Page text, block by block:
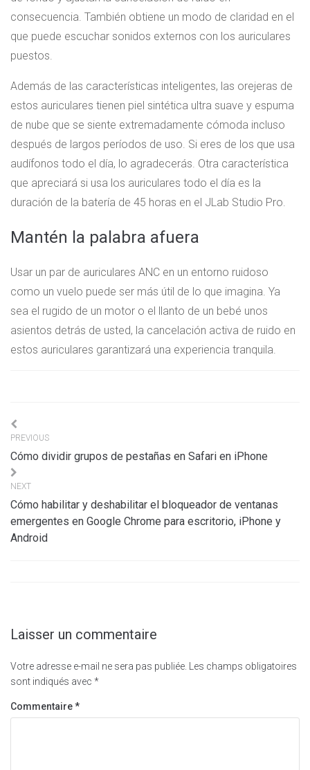
consecuencia. También obtiene un modo de claridad en el
que puede escuchar sonidos externos con los auriculares
puestos.
Además de las características inteligentes, las orejeras de
estos auriculares tienen piel sintética ultra suave y espuma
de nube que se siente extremadamente cómoda incluso
después de largos períodos de uso. Si eres de los que usa
audífonos todo el día, lo agradecerás. Otra característica
que apreciará si usa los auriculares todo el día es la
duración de la batería de 45 horas en el JLab Studio Pro.
Mantén la palabra afuera
Usar un par de auriculares ANC en un entorno ruidoso
como un vuelo puede ser más útil de lo que imagina. Ya
sea el rugido de un motor o el llanto de un bebé unos
asientos detrás de usted, la cancelación activa de ruido en
estos auriculares garantizará una experiencia tranquila.
Navigation
de
l’article
PREVIOUS
Cómo dividir grupos de pestañas en Safari en iPhone
NEXT
Cómo habilitar y deshabilitar el bloqueador de ventanas
emergentes en Google Chrome para escritorio, iPhone y
Android
Laisser un commentaire
Votre adresse e-mail ne sera pas publiée. Les champs obligatoires
sont indiqués avec *
Commentaire*